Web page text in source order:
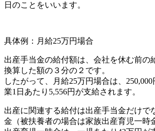
日のことをいいます。
具体例：月給25万円場合
出産手当金の給付額は、会社を休む前の
換算した額の３分の２です。
したがって、月給25万円場合は、
業1日あたり5,556円が支給されます。
出産に関連する給付は出産手当金だけで
金（被扶養者の場合は家族出産育児一時